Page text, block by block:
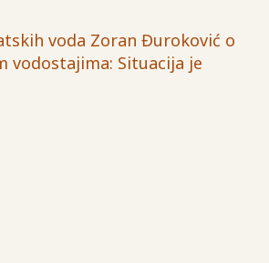
voda Zoran Đuroković o
vodostajima: Situacija je